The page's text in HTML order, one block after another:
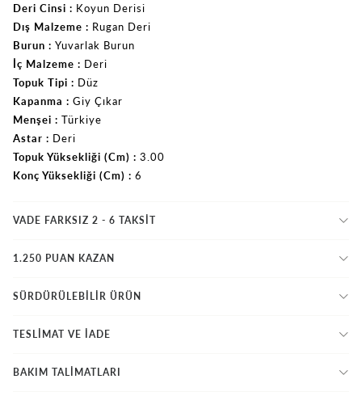
Deri Cinsi
Koyun Derisi
Dış Malzeme
Rugan Deri
Burun
Yuvarlak Burun
İç Malzeme
Deri
Topuk Tipi
Düz
Kapanma
Giy Çıkar
Menşei
Türkiye
Astar
Deri
Topuk Yüksekliği (Cm)
3.00
Konç Yüksekliği (Cm)
6
VADE FARKSIZ 2 - 6 TAKSIT
1.250 PUAN KAZAN
SÜRDÜRÜLEBİLİR ÜRÜN
TESLİMAT VE İADE
BAKIM TALİMATLARI